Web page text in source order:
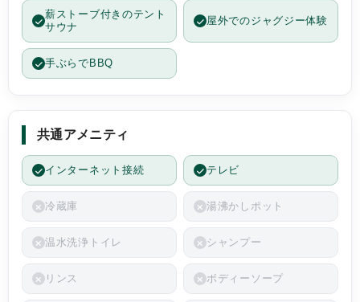
薪ストーブ付きのテント
サウナ
屋外でのジャグジー体験
手ぶらでBBQ
共通アメニティ
インターネット接続 テレビ
冷蔵庫 湯沸かしポット
温水洗浄トイレ シャンプー
リンス ボディーソープ